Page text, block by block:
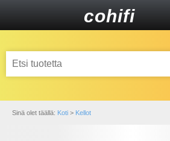
cohifi
Sinä olet täällä: Koti > Kellot